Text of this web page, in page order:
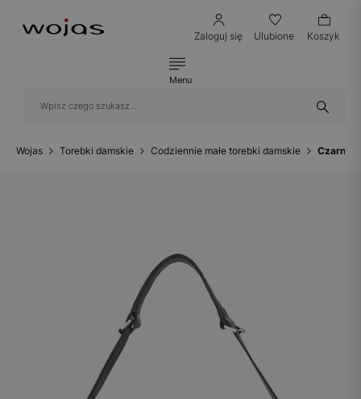
Zaloguj się Ulubione Koszyk
Menu
Wojas Torebki damskie Codziennie małe torebki damskie Czarna